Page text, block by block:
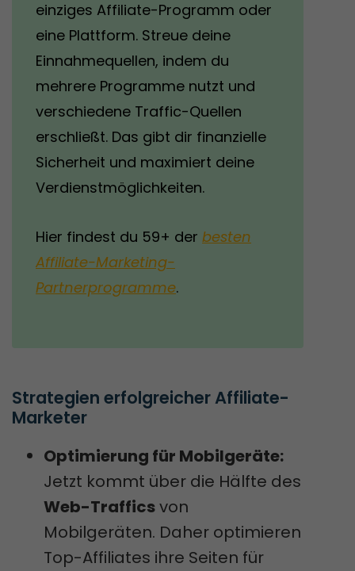
einziges Affiliate-Programm oder
eine Plattform. Streue deine
Einnahmequellen, indem du
mehrere Programme nutzt und
verschiedene Traffic-Quellen
erschließt. Das gibt dir finanzielle
Sicherheit und maximiert deine
Verdienstmöglichkeiten.
Hier findest du 59+ der besten
Affiliate-Marketing-
Partnerprogramme.
Strategien erfolgreicher Affiliate-
Marketer
Optimierung für Mobilgeräte:
Jetzt kommt über die Hälfte des
Web-Trafficsvon
Mobilgeräten. Daher optimieren
Top-Affiliates ihre Seiten für